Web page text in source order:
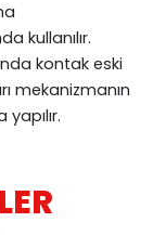
kullanılır.
kontak eski
mekanizmanın
yapılır.